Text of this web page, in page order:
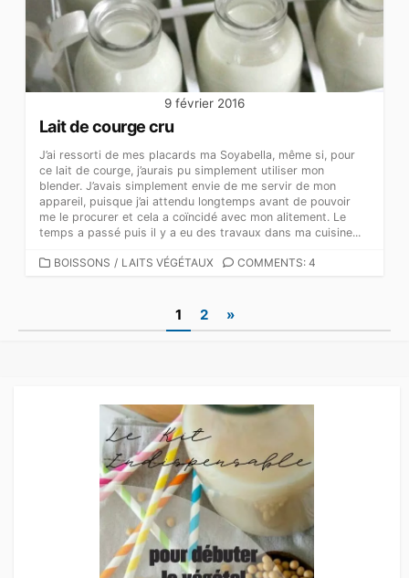
9 février 2016
Lait de courge cru
J’ai ressorti de mes placards ma Soyabella, même si, pour
ce lait de courge, j’aurais pu simplement utiliser mon
blender. J’avais simplement envie de me servir de mon
appareil, puisque j’ai attendu longtemps avant de pouvoir
me le procurer et cela a coïncidé avec mon alitement. Le
temps a passé puis il y a eu des travaux dans ma cuisine...
CATEGORIES
BOISSONS / LAITS VÉGÉTAUX COMMENTS: 4
des
1 2 »